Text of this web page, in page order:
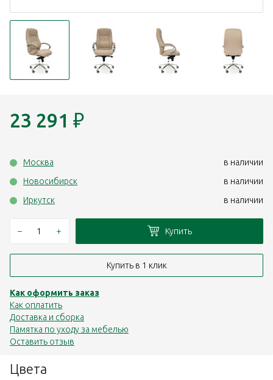
Цвета
23 291 ₽
Москва
в наличии
Новосибирск
в наличии
Иркутск
в наличии
– + Купить
Купить в 1 клик
Как оформить заказ
Как оплатить
Доставка и сборка
Памятка по уходу за мебелью
Оставить отзыв